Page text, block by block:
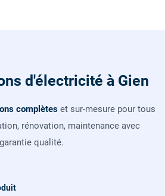
d'électricité à Gien
complètes et sur-mesure pour tous
rénovation, maintenance avec
garantie qualité.